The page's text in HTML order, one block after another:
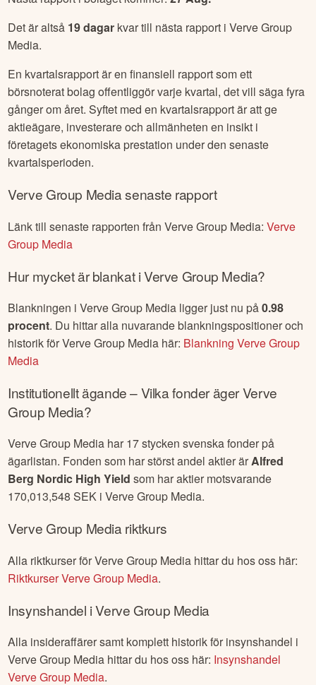
Det är altså 19dagar kvar till nästa rapport iVerve Group
Media.
En kvartalsrapport är en finansiell rapport som ett
börsnoterat bolag offentliggör varje kvartal, det vill säga fyra
gånger om året. Syftet med en kvartalsrapport är att ge
aktieägare, investerare och allmänheten en insikt i
företagets ekonomiska prestation under den senaste
kvartalsperioden.
Verve Group Mediasenaste rapport
Länk till senaste rapporten frånVerve Group Media:Verve
Group Media
Hur mycket är blankat iVerve Group Media?
Blankningen iVerve Group Media ligger just nu på0.98
procent. Du hittar alla nuvarande blankningspositioner och
historik förVerve Group Media här: BlankningVerve Group
Media
Institutionellt ägande – Vilka fonder ägerVerve
Group Media?
Verve Group Media har 17stycken svenska fonder på
ägarlistan. Fonden som har störst andel aktier ärAlfred
Berg Nordic High Yield som har aktier motsvarande
170,013,548 SEK iVerve Group Media.
Verve Group Mediariktkurs
Alla riktkurser förVerve Group Media hittar du hos oss här:
RiktkurserVerve Group Media.
Insynshandel iVerve Group Media
Alla insideraffärer samt komplett historik för insynshandel i
Verve Group Media hittar du hos oss här: Insynshandel
Verve Group Media.